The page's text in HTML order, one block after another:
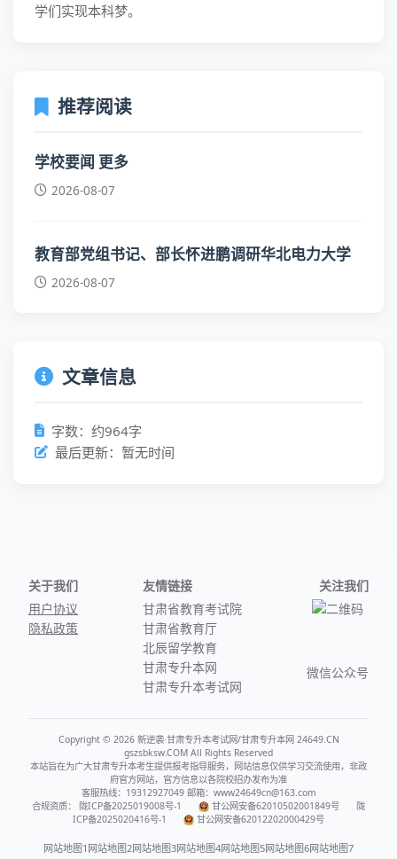
学们实现本科梦。
推荐阅读
学校要闻 更多
2026-08-07
教育部党组书记、部长怀进鹏调研华北电力大学
2026-08-07
文章信息
字数：约964字
最后更新：暂无时间
关于我们
用户协议
隐私政策
友情链接
甘肃省教育考试院
甘肃省教育厅
北辰留学教育
甘肃专升本网
甘肃专升本考试网
关注我们
微信公众号
Copyright © 2026 新逆袭·甘肃专升本考试网/甘肃专升本网 24649.CN
gszsbksw.COM All Rights Reserved
本站旨在为广大甘肃专升本考生提供报考指导服务，网站信息仅供学习交流使用，非政
府官方网站，官方信息以各院校招办发布为准
客服热线：19312927049 邮箱：www24649cn@163.com
合规资质：
陇ICP备2025019008号-1 甘公网安备62010502001849号
陇
ICP备2025020416号-1
甘公网安备62012202000429号
网站地图1 网站地图2网站地图3网站地图4网站地图5网站地图6网站地图7